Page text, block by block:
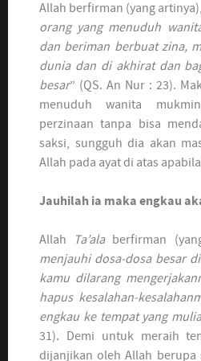
Allah berfirman (yang
orang yang menuduh
dan beriman berbuat zina,
dunia dan di akhirat dan
besar” (QS. An Nur : 23).
menuduh wanita
perzinaan tanpa bisa
saksi, sungguh dia akan
Allah pada ayat di atas
Jauhilah ia maka engkau
Allah Ta’alaberfirman
menjauhi dosa-dosa besar
kamu dilarang
hapus kesalahan-
engkau ke tempat yang
31). Demi untuk meraih
dijanjikan oleh Allah berupa